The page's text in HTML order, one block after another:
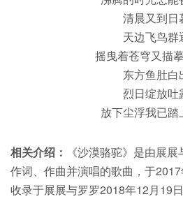
清晨又到日
天边飞鸟群
摇曳着苍穹又描
东方鱼肚白
烈日绽放吐
放下尘浮我已踏
相关介绍：
《沙漠骆驼》是由展
作词、作曲并演唱的歌曲，于
收录于展展与罗罗2018年12月19